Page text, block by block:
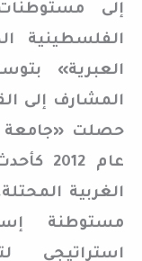
إلى مستوطنات
الفلسطينية
العبرية»
المشارف إلى
حصلت «جامعة
عام 2012
الغربية
مستوطنة
استراتيجي